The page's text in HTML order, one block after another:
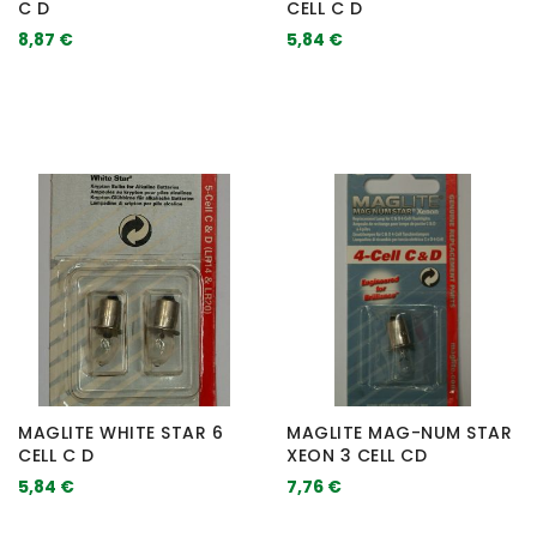
C D
8,87 €
CELL C D
5,84 €
MAGLITE WHITE STAR 6
CELL C D
5,84 €
MAGLITE MAG-NUM STAR
XEON 3 CELL CD
7,76 €